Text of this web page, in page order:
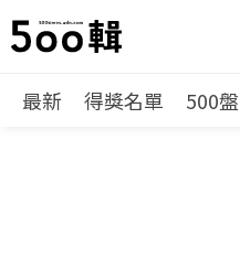
最新 得獎名單 500盤